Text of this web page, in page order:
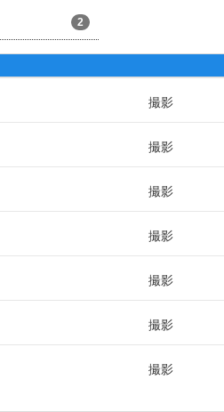
2
撮影
撮影
撮影
撮影
撮影
撮影
撮影